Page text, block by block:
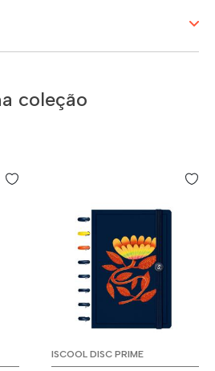
coleção
ISCOOL DISC PRIME